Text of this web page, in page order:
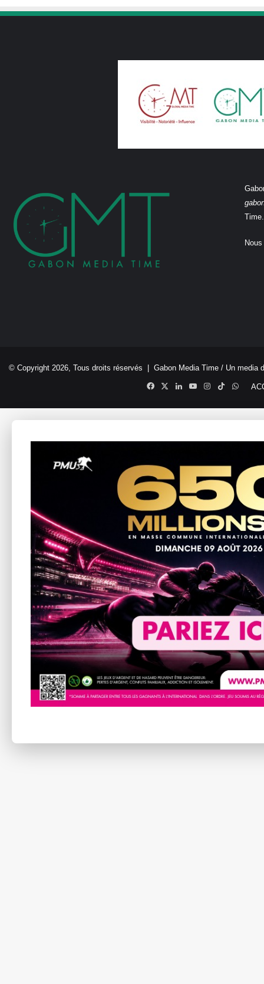
Time.
© Copyright 2026, Tous droits réservés | Gabon Media Time / Un media
Facebook
X LinkedinYouTubeInstagram
TikTok